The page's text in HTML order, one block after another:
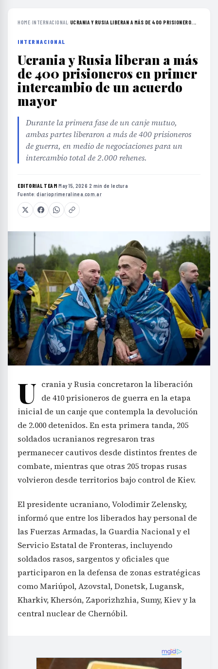
HOME›INTERNACIONAL › UCRANIA Y RUSIA LIBERAN A MÁS DE 400 PRISIONERO...
INTERNACIONAL
Ucrania y Rusia liberan a más
de 400 prisioneros en primer
intercambio de un acuerdo
mayor
Durante la primera fase de un canje mutuo,
ambas partes liberaron a más de 400 prisioneros
de guerra, en medio de negociaciones para un
intercambio total de 2.000 rehenes.
EDITORIAL TEAM·May 15, 2026·2 min de lectura·
Fuente:diarioprimeralinea.com.ar
U crania y Rusia concretaron la liberación
de 410 prisioneros de guerra en la etapa
inicial de un canje que contempla la devolución
de 2.000 detenidos. En esta primera tanda, 205
soldados ucranianos regresaron tras
permanecer cautivos desde distintos frentes de
combate, mientras que otras 205 tropas rusas
volvieron desde territorios bajo control de Kiev.
El presidente ucraniano, Volodimir Zelensky,
informó que entre los liberados hay personal de
las Fuerzas Armadas, la Guardia Nacional y el
Servicio Estatal de Fronteras, incluyendo
soldados rasos, sargentos y oficiales que
participaron en la defensa de zonas estratégicas
como Mariúpol, Azovstal, Donetsk, Lugansk,
Kharkiv, Khersón, Zaporizhzhia, Sumy, Kiev y la
central nuclear de Chernóbil.